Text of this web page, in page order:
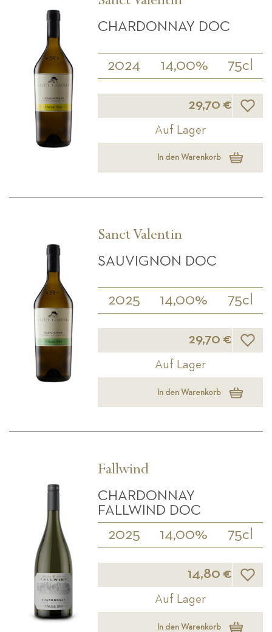
CHARDONNAY DOC
2024 14,00% 75cl
29,70 €
Auf Lager
In den Warenkorb
Sanct Valentin
SAUVIGNON DOC
2025 14,00% 75cl
29,70 €
Auf Lager
In den Warenkorb
Fallwind
CHARDONNAY
FALLWIND DOC
2025 14,00% 75cl
14,80 €
Auf Lager
In den Warenkorb